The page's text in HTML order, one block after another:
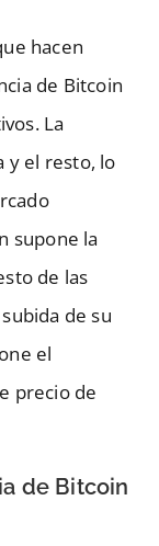
hacen
de Bitcoin
La
y el resto, lo
supone la
de las
de su
el
precio de
de Bitcoin